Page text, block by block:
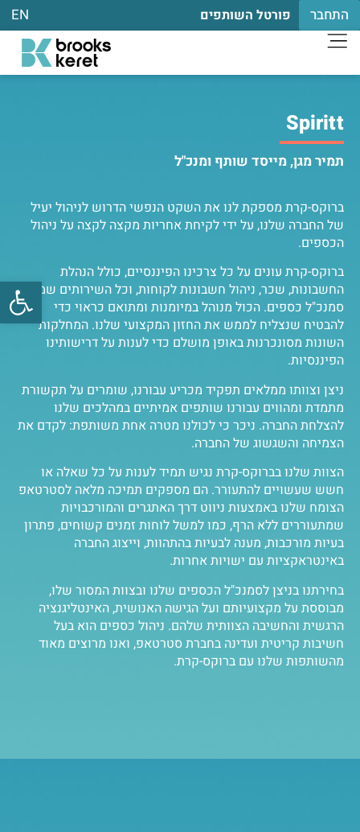
התחבר פורטל השותפים EN
Spiritt
תמיר מגן, מייסד שותף ומנכ"ל
ברוקס-קרת מספקת לנו את השקט הנפשי הדרוש לניהול יעיל
של החברה שלנו, על ידי לקיחת אחריות מקצה לקצה על ניהול
הכספים.
ברוקס-קרת עונים על כל צרכינו הפיננסיים, כולל הנהלת
החשבונות, שכר, ניהול חשבונות לקוחות, וכל השירותים שמבצע
סמנכ"ל כספים. הכול מנוהל במיומנות ומתואם כראוי כדי
להבטיח שנצליח לממש את החזון המקצועי שלנו. המחלקות
השונות מסונכרנות באופן מושלם כדי לענות על דרישותינו
הפיננסיות.
ניצן וצוותו ממלאים תפקיד מכריע עבורנו, שומרים על תקשורת
מתמדת ומהווים עבורנו שותפים אמיתיים במהלכים שלנו
להצלחת החברה. ניכר כי לכולנו מטרה אחת משותפת: לקדם את
הצמיחה והשגשוג של החברה.
הצוות שלנו בברוקס-קרת נגיש תמיד לענות על כל שאלה או
חשש שעשויים להתעורר. הם מספקים תמיכה מלאה לסטרטאפ
הצומח שלנו באמצעות ניווט דרך האתגרים והמורכבויות
שמתעוררים ללא הרף, כמו למשל לוחות זמנים קשוחים, פתרון
בעיות מורכבות, מענה לבעיות בהתהוות, וייצוג החברה
באינטראקציות עם ישויות אחרות.
בחירתנו בניצן לסמנכ"ל הכספים שלנו ובצוות המסור שלו,
מבוססת על מקצועיותם ועל הגישה האנושית, האינטליגנציה
הרגשית והחשיבה הצוותית שלהם. ניהול כספים הוא בעל
חשיבות קריטית ועדינה בחברת סטרטאפ, ואנו מרוצים מאוד
מהשותפות שלנו עם ברוקס-קרת.